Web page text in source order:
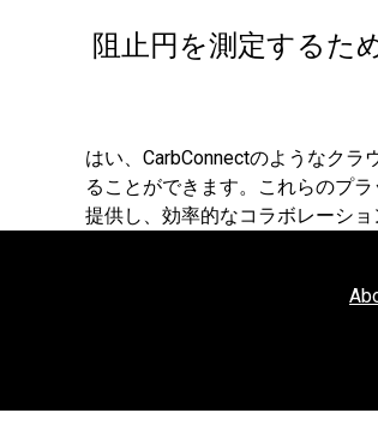
阻止円を測定するた
はい、CarbConnectのようなク
ることができます。これらのプ
提供し、効率的なコラボレーショ